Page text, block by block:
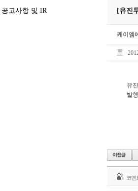
공고사항 및 IR [유진
케이엠
유
발
코멘